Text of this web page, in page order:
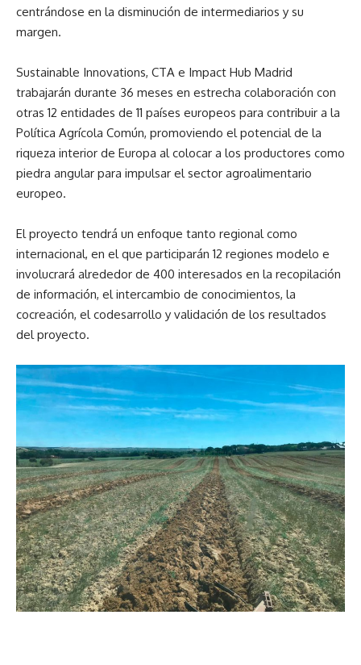
centrándose en la disminución de intermediarios y su
margen.
Sustainable Innovations, CTA e Impact Hub Madrid
trabajarán durante 36 meses en estrecha colaboración con
otras 12 entidades de 11 países europeos para contribuir a la
Política Agrícola Común, promoviendo el potencial de la
riqueza interior de Europa al colocar a los productores como
piedra angular para impulsar el sector agroalimentario
europeo.
El proyecto tendrá un enfoque tanto regional como
internacional, en el que participarán 12 regiones modelo e
involucrará alrededor de 400 interesados en la recopilación
de información, el intercambio de conocimientos, la
cocreación, el codesarrollo y validación de los resultados
del proyecto.